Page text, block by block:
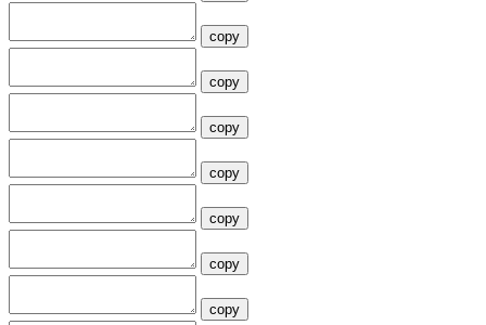
copy
copy
copy
copy
copy
copy
copy